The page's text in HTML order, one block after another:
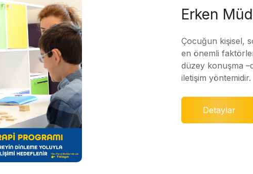
Erken
Çocuğun kişisel,
en önemli
düzey konuşma
iletişim yöntemidir.
Detaylar